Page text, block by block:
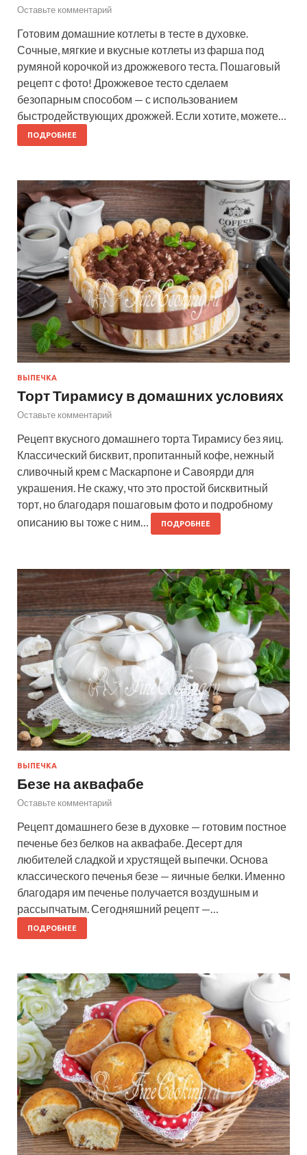
Оставьте комментарий
Готовим домашние котлеты в тесте в духовке.
Сочные, мягкие и вкусные котлеты из фарша под
румяной корочкой из дрожжевого теста. Пошаговый
рецепт с фото! Дрожжевое тесто сделаем
безопарным способом — с использованием
быстродействующих дрожжей. Если хотите, можете…
ПОДРОБНЕЕ
ВЫПЕЧКА
Торт Тирамису в домашних условиях
Оставьте комментарий
Рецепт вкусного домашнего торта Тирамису без яиц.
Классический бисквит, пропитанный кофе, нежный
сливочный крем с Маскарпоне и Савоярди для
украшения. Не скажу, что это простой бисквитный
торт, но благодаря пошаговым фото и подробному
описанию вы тоже с ним…
ПОДРОБНЕЕ
ВЫПЕЧКА
Безе на аквафабе
Оставьте комментарий
Рецепт домашнего безе в духовке — готовим постное
печенье без белков на аквафабе. Десерт для
любителей сладкой и хрустящей выпечки. Основа
классического печенья безе — яичные белки. Именно
благодаря им печенье получается воздушным и
рассыпчатым. Сегодняшний рецепт —…
ПОДРОБНЕЕ